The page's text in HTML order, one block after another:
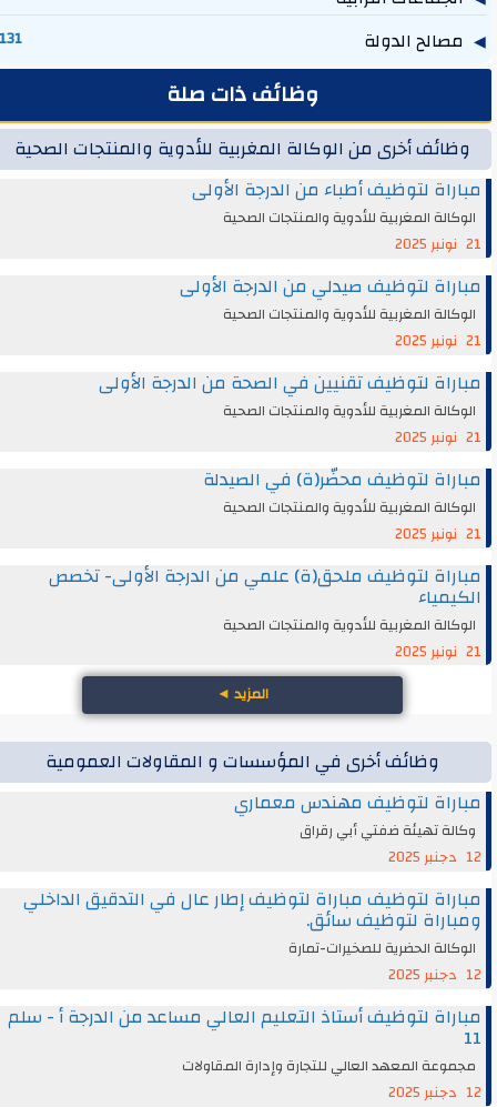
مصالح الدولة 131
وظائف ذات صلة
وظائف أخرى من الوكالة المغربية للأدوية والمنتجات الصحية
مباراة لتوظيف أطباء من الدرجة الأولى
الوكالة المغربية للأدوية والمنتجات الصحية
21 نونبر 2025
مباراة لتوظيف صيدلي من الدرجة الأولى
الوكالة المغربية للأدوية والمنتجات الصحية
21 نونبر 2025
مباراة لتوظيف تقنيين في الصحة من الدرجة الأولى
الوكالة المغربية للأدوية والمنتجات الصحية
21 نونبر 2025
مباراة لتوظيف محضّر(ة) في الصيدلة
الوكالة المغربية للأدوية والمنتجات الصحية
21 نونبر 2025
مباراة لتوظيف ملحق(ة) علمي من الدرجة الأولى- تخصص
الكيمياء
الوكالة المغربية للأدوية والمنتجات الصحية
21 نونبر 2025
المزيد◄
وظائف أخرى في المؤسسات و المقاولات العمومية
مباراة لتوظيف مهندس معماري
وكالة تهيئة ضفتي أبي رقراق
12 دجنبر 2025
مباراة لتوظيف مباراة لتوظيف إطار عال في التدقيق الداخلي
ومباراة لتوظيف سائق.
الوكالة الحضرية للصخيرات-تمارة
12 دجنبر 2025
مباراة لتوظيف أستاذ التعليم العالي مساعد من الدرجة أ - سلم
11
مجموعة المعهد العالي للتجارة وإدارة المقاولات
12 دجنبر 2025